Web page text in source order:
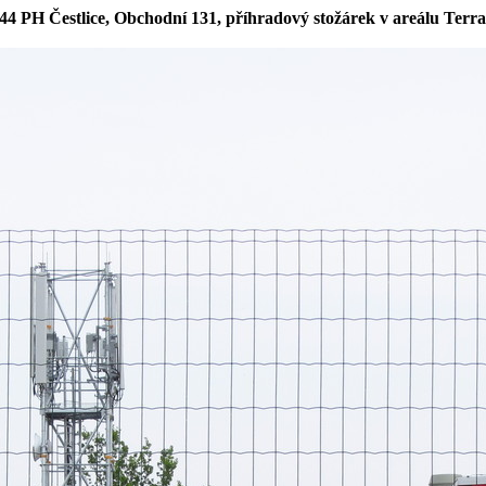
PH Čestlice, Obchodní 131, příhradový stožárek v areálu